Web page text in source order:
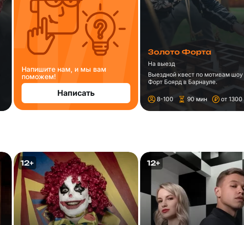
Напишите нам, и мы вам
поможем!
Написать
Золото Форта
На выезд
Выездной квест по мотивам шоу
Форт Боярд в Барнауле.
8-100 90 мин от 1300
12+ 12+